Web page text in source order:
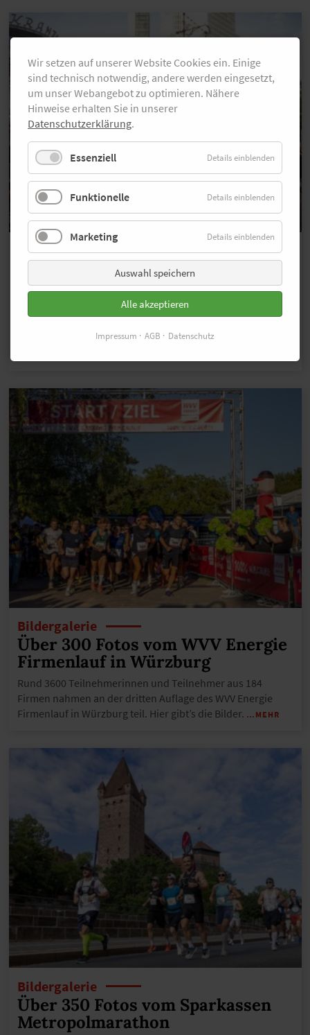
Bildergalerie
Über 300 Fotos von der adidas
Runners City Night
Über 16.350 Teilnehmende und Skater sorgten bei der
stimmungsvollen Sommerabend auf dem
Bildergalerie
Über 300 Fotos vom WVV Energie
Firmenlauf in Würzburg
Rund 3600 Teilnehmerinnen und Teilnehmer aus 184
Firmen nahmen an der dritten Auflage des WVV Energie
Firmenlauf in Würzburg teil. Hier gibt’s die Bilder. …MEHR
Bildergalerie
Über 350 Fotos vom Sparkassen
Metropolmarathon
Wir setzen auf unserer Website Cookies ein. Einige
sind technisch notwendig, andere werden eingesetzt,
um unser Webangebot zu optimieren. Nähere
Hinweise erhalten Sie in unserer
Datenschutzerklärung.
Essenziell Details einblenden
Funktionelle Details einblenden
Marketing Details einblenden
Auswahl speichern
Alle akzeptieren
Impressum AGB Datenschutz